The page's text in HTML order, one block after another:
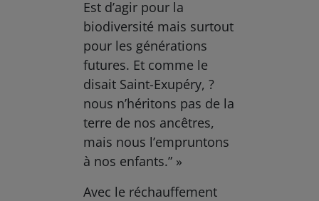
Est d’agir pour la
biodiversité mais surtout
pour les générations
futures. Et comme le
disait Saint-Exupéry, ?
nous n’héritons pas de la
terre de nos ancêtres,
mais nous l’empruntons
à nos enfants.” »
Avec le réchauffement